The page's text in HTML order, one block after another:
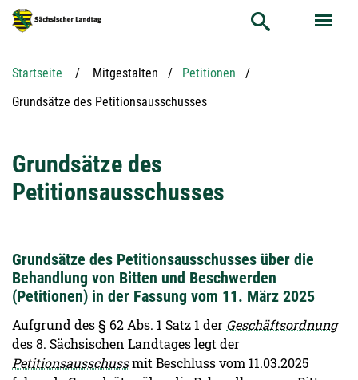
Hauptnavigation
Hauptinhalt
Service
Startseite Mitgestalten
Petitionen
Aktuelle Seite:
Grundsätze des Petitionsausschusses
Grundsätze des
Petitionsausschusses
Grundsätze des Petitionsausschusses über die
Behandlung von Bitten und Beschwerden
(Petitionen) in der Fassung vom 11. März 2025
Aufgrund des § 62 Abs. 1 Satz 1 der Geschäftsordnung
des 8. Sächsischen Landtages legt der
Petitionsausschussmit Beschluss vom 11.03.2025